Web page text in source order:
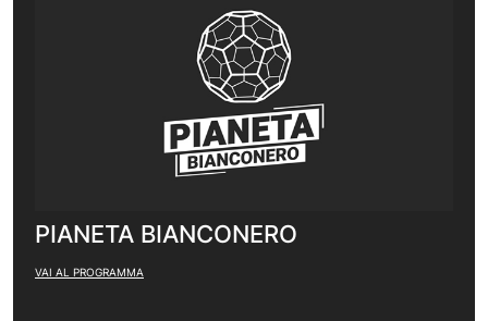
PIANETA BIANCONERO
VAI AL PROGRAMMA